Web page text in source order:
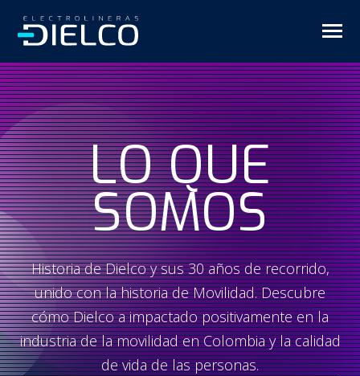
CONTENT
Toggle
Usuarios de vehículos T o
g
g
l
e
c
h i
l
d
r
en
f
o r
U s
u
a
r
io
d
v
h
í
c
u
lo
Business
Anunciantes
Conócenos
Legal T o
g
l
e
c
h i
l
d
en
f
o r
L
e
g
a
Blog
LO QUE
SOMOS
Historia de Dielco y sus 30 años de recorrido,
unido con la historia de Movilidad. Descubre
cómo Dielco a impactado positivamente en la
industria de la movilidad en Colombia y la calidad
de vida de las personas.